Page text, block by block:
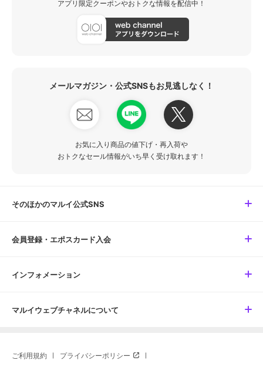
アプリ限定クーポンやおトクな情報を配信中！
メールマガジン・公式SNSもお見逃しなく！
お気に入り商品の値下げ・再入荷や
おトクなセール情報がいち早く受け取れます！
そのほかのマルイ公式SNS
会員登録・エポスカード入会
インフォメーション
マルイウェブチャネルについて
ご利用規約 プライバシーポリシー